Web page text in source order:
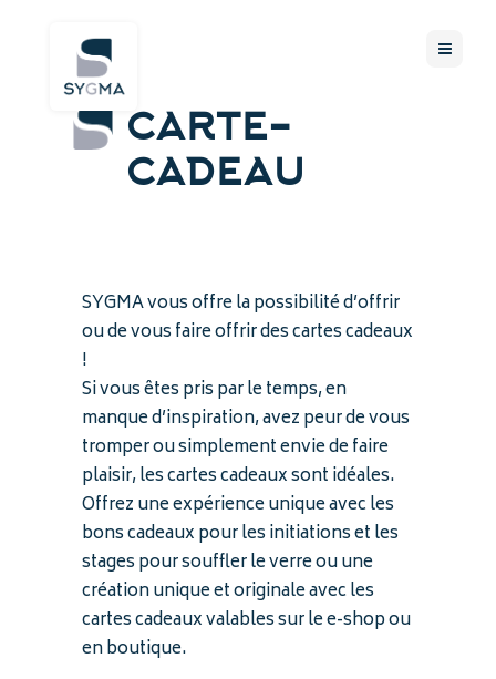
CARTE-
CADEAU
SYGMA vous offre la possibilité d’offrir
ou de vous faire offrir des cartes cadeaux
!
Si vous êtes pris par le temps, en
manque d’inspiration, avez peur de vous
tromper ou simplement envie de faire
plaisir, les cartes cadeaux sont idéales.
Offrez une expérience unique avec les
bons cadeaux pour les initiations et les
stages pour souffler le verre ou une
création unique et originale avec les
cartes cadeaux valables sur le e-shop ou
en boutique.